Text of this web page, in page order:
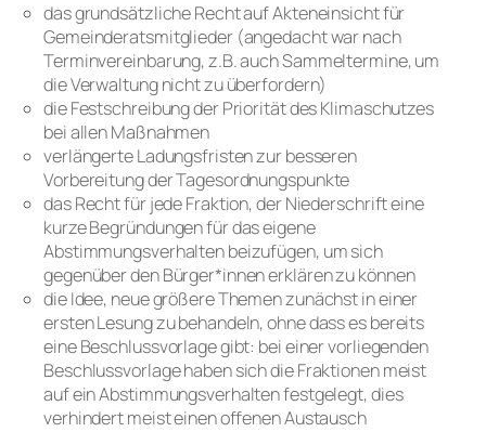
das grundsätzliche Recht auf Akteneinsicht für
Gemeinderatsmitglieder (angedacht war nach
Terminvereinbarung, z.B. auch Sammeltermine, um
die Verwaltung nicht zu überfordern)
die Festschreibung der Priorität des Klimaschutzes
bei allen Maßnahmen
verlängerte Ladungsfristen zur besseren
Vorbereitung der Tagesordnungspunkte
das Recht für jede Fraktion, der Niederschrift eine
kurze Begründungen für das eigene
Abstimmungsverhalten beizufügen, um sich
gegenüber den Bürger*innen erklären zu können
die Idee, neue größere Themen zunächst in einer
ersten Lesung zu behandeln, ohne dass es bereits
eine Beschlussvorlage gibt: bei einer vorliegenden
Beschlussvorlage haben sich die Fraktionen meist
auf ein Abstimmungsverhalten festgelegt, dies
verhindert meist einen offenen Austausch